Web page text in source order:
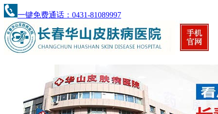
一键免费通话：0431-81089997